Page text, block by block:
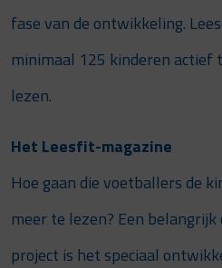
fase van de ontwikkeling.
minimaal 125 kinderen actief
lezen.
Het Leesfit-magazine
Hoe gaan die voetballers de
meer te lezen? Een
project is het speciaal